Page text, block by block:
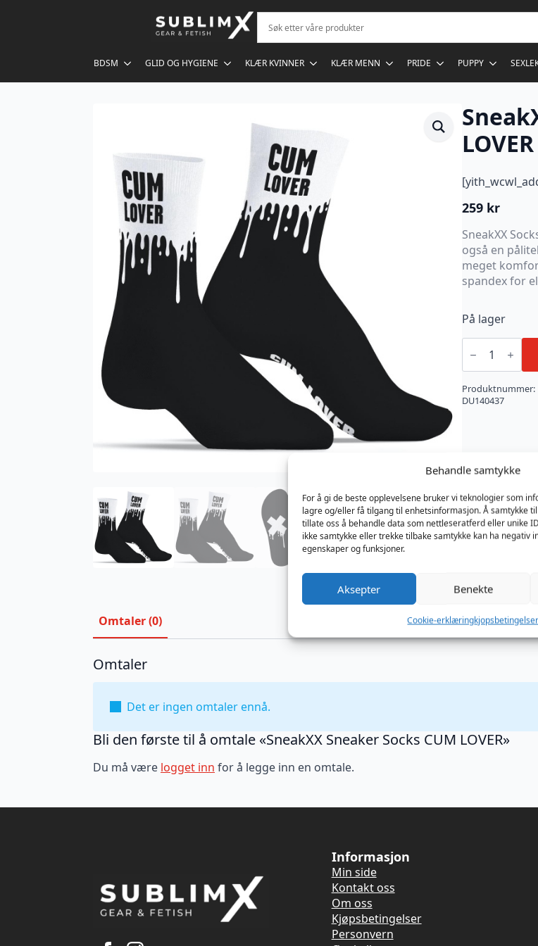
Behandle samtykke
For å gi de beste opplevelsene bruker vi teknologier som
lagre og/eller få tilgang til enhetsinformasjon. Å samtykke
tillate oss å behandle data som nettleseratferd eller unike
ikke samtykke eller trekke tilbake samtykke kan ha negativ
egenskaper og funksjoner.
Aksepter Benekte
Cookie-erklæringkjopsbetingelser
BDSM GLID OG HYGIENE KLÆR KVINNER KLÆR MENN PRIDE PUPPY
LOVER
259 kr
SneakXX
også en
meget
spandex for
På lager
SneakXX
Sneaker
CUM
LOVER
antall
Produktnummer:
DU140437
Omtaler (0)
Omtaler
Det er ingen omtaler ennå.
Bli den første til å omtale «SneakXX Sneaker Socks CUM LOVER»
Du må være logget inn for å legge inn en omtale.
Informasjon
Min side
Kontakt oss
Om oss
Kjøpsbetingelser
Personvern